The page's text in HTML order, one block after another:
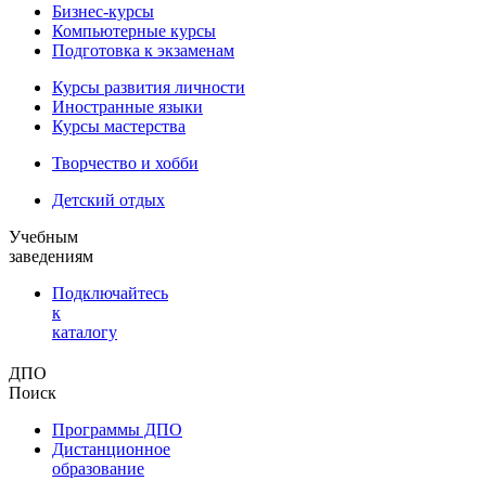
Бизнес-курсы
Компьютерные курсы
Подготовка к экзаменам
Курсы развития личности
Иностранные языки
Курсы мастерства
Творчество и хобби
Детский отдых
Учебным
заведениям
Подключайтесь
к
каталогу
ДПО
Поиск
Программы ДПО
Дистанционное
образование